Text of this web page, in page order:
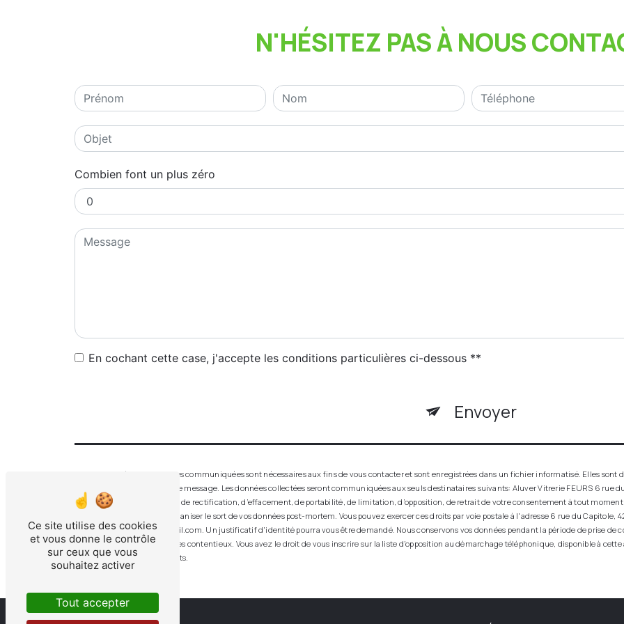
N'HÉSITEZ PAS À NOUS
Combien font un plus zéro
En cochant cette case, j'accepte les conditions particulières ci-dessous **
Envoyer
** Les données personnelles communiquées sont nécessaires aux fins de vous contacter et sont enregistrées dans un fichier informatisé. Elles sont
seul but de répondre à votre message. Les données collectées seront communiquées aux seuls destinataires suivants: Aluver Vitrerie FEURS 6 rue
disposez de droits d’accès, de rectification, d’effacement, de portabilité, de limitation, d’opposition, de retrait de votre consentement à tout
de contrôle, ainsi que d’organiser le sort de vos données post-mortem. Vous pouvez exercer ces droits par voie postale à l'adresse 6 rue du Capitole,
aluver.vitrerie.feurs@gmail.com. Un justificatif d'identité pourra vous être demandé. Nous conservons vos données pendant la période de prise de
probatoires et de gestion des contentieux. Vous avez le droit de vous inscrire sur la liste d'opposition au démarchage téléphonique, disponible à
d’informations sur vos droits.
Ce site utilise des cookies
et vous donne le contrôle
sur ceux que vous
souhaitez activer
Tout accepter